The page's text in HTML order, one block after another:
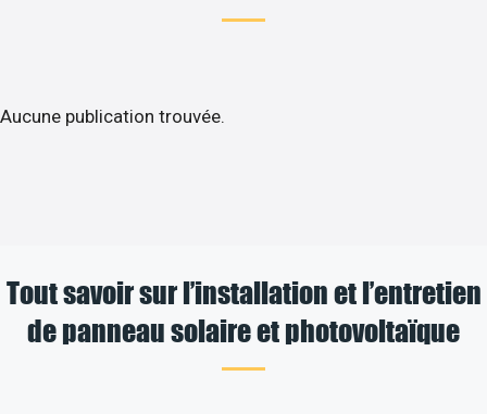
Aucune publication trouvée.
Tout savoir sur l’installation et l’entretien
de panneau solaire et photovoltaïque